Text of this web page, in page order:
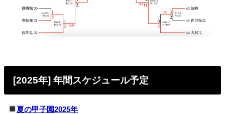
[2025年] 年間スケジュール予定
夏の甲子園2025年